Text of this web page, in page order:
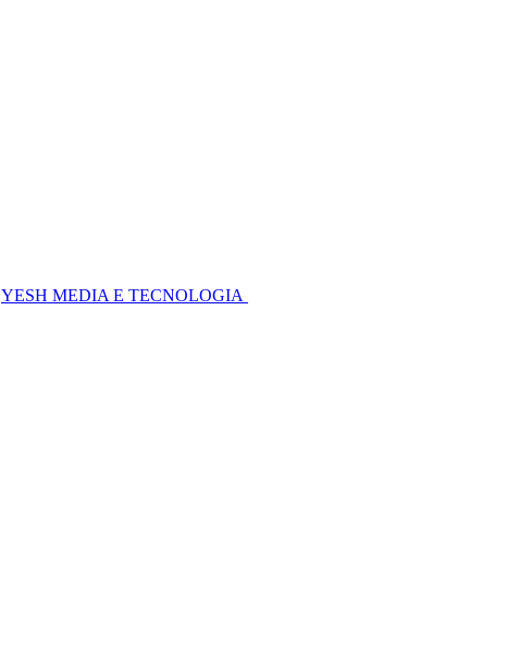
YESH MEDIA E TECNOLOGIA